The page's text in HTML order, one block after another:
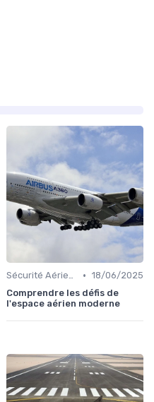
Sécurité Aérienne • 18/06/2025
Comprendre les défis de
l'espace aérien moderne